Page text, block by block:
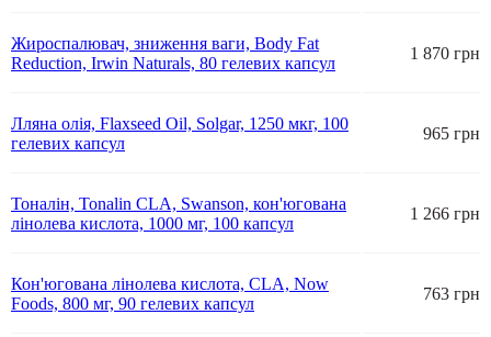
Жироспалювач, зниження ваги, Body Fat
Reduction, Irwin Naturals, 80 гелевих капсул
1 870 грн
Лляна олія, Flaxseed Oil, Solgar, 1250 мкг, 100
гелевих капсул
965 грн
Тоналін, Tonalin CLA, Swanson, кон'югована
лінолева кислота, 1000 мг, 100 капсул
1 266 грн
Кон'югована лінолева кислота, CLA, Now
Foods, 800 мг, 90 гелевих капсул
763 грн